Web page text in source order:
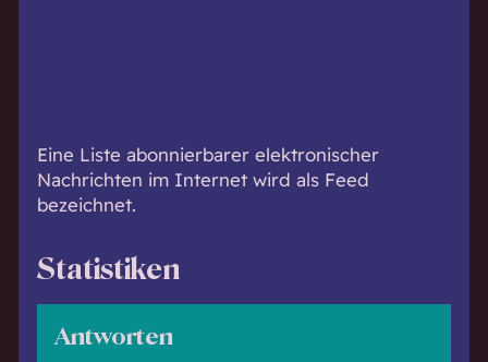
Eine Liste abonnierbarer elektronischer
Nachrichten im Internet wird als Feed
bezeichnet.
Statistiken
Antworten